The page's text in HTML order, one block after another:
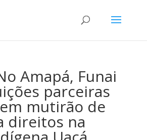
Amapá, Funai
parceiras
mutirão de
direitos na